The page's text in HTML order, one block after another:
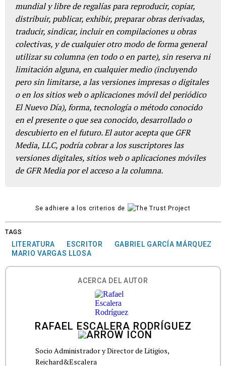
mundial y libre de regalías para reproducir, copiar,
distribuir, publicar, exhibir, preparar obras derivadas,
traducir, sindicar, incluir en compilaciones u obras
colectivas, y de cualquier otro modo de forma general
utilizar su columna (en todo o en parte), sin reserva ni
limitación alguna, en cualquier medio (incluyendo
pero sin limitarse, a las versiones impresas o digitales
o en los sitios web o aplicaciones móvil del periódico
El Nuevo Día), forma, tecnología o método conocido
en el presente o que sea conocido, desarrollado o
descubierto en el futuro. El autor acepta que GFR
Media, LLC, podría cobrar a los suscriptores las
versiones digitales, sitios web o aplicaciones móviles
de GFR Media por el acceso a la columna.
Se adhiere a los criterios de
TAGS
LITERATURA ESCRITOR
GABRIEL GARCÍA MÁRQUEZ
MARIO VARGAS LLOSA
ACERCA DEL AUTOR
RAFAEL ESCALERA RODRÍGUEZ
Socio Administrador y Director de Litigios,
Reichard&Escalera